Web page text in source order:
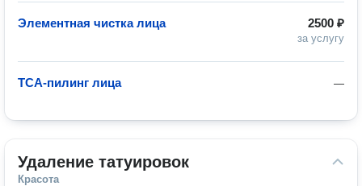
2500 ₽
за услугу
Элементная чистка лица
—
ТСА-пилинг лица
Удаление татуировок
Красота